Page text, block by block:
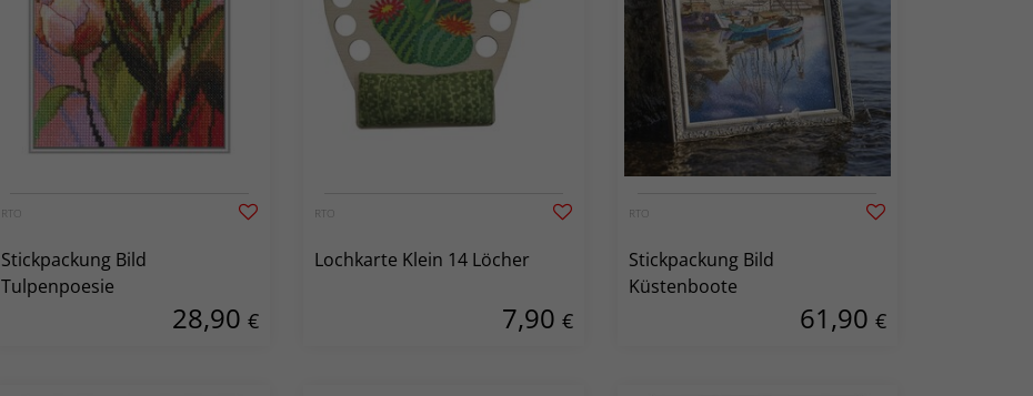
RTO
Stickpackung Bild
Tulpenpoesie
28,90 €
RTO
Lochkarte Klein 14 Löcher
7,90 €
RTO
Stickpackung Bild
Küstenboote
61,90 €